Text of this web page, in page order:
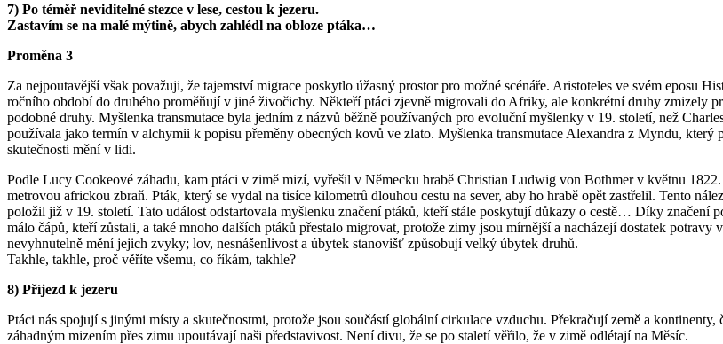
7) Po téměř neviditelné stezce v lese, cestou k jezeru.
Zastavím se na malé mýtině, abych zahlédl na obloze ptáka…
Proměna 3
Za nejpoutavější však považuji, že tajemství migrace poskytlo úžasný prostor pro možné scénáře. Aristoteles ve svém eposu
ročního období do druhého proměňují v jiné živočichy. Někteří ptáci zjevně migrovali do Afriky, ale konkrétní druhy zmizely
podobné druhy. Myšlenka transmutace byla jedním z názvů běžně používaných pro evoluční myšlenky v 19. století, než
používala jako termín v alchymii k popisu přeměny obecných kovů ve zlato. Myšlenka transmutace Alexandra z Myndu, který
skutečnosti mění v lidi.
Podle Lucy Cookeové záhadu, kam ptáci v zimě mizí, vyřešil v Německu hrabě Christian Ludwig von Bothmer v květnu
metrovou africkou zbraň. Pták, který se vydal na tisíce kilometrů dlouhou cestu na sever, aby ho hrabě opět zastřelil. Tento
položil již v 19. století. Tato událost odstartovala myšlenku značení ptáků, kteří stále poskytují důkazy o cestě… Díky značení
málo čápů, kteří zůstali, a také mnoho dalších ptáků přestalo migrovat, protože zimy jsou mírnější a nacházejí dostatek
nevyhnutelně mění jejich zvyky; lov, nesnášenlivost a úbytek stanovišť způsobují velký úbytek druhů.
Takhle, takhle, proč věříte všemu, co říkám, takhle?
8) Příjezd k jezeru
Ptáci nás spojují s jinými místy a skutečnostmi, protože jsou součástí globální cirkulace vzduchu. Překračují země a
záhadným mizením přes zimu upoutávají naši představivost. Není divu, že se po staletí věřilo, že v zimě odlétají na Měsíc.